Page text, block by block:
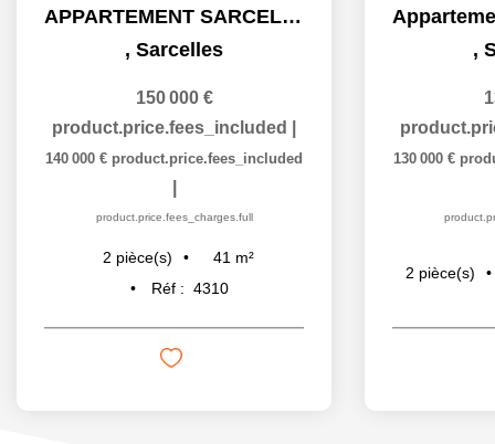
APPARTEMENT SARCELLES - 2 pièce(s) - 40.92 m2
, Sarcelles
150 000 €
product.price.fees_included
140 000 € product.price.fees_included
product.price.fees_charges.full
2 pièce(s) 41 m²
Réf : 4310
,
130 000 €
2 pièce(s)